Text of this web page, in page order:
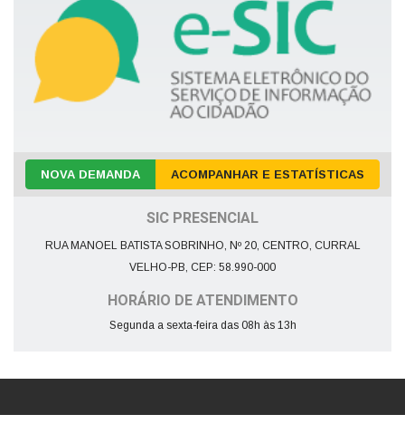
NOVA DEMANDA ACOMPANHAR E ESTATÍSTICAS
SIC PRESENCIAL
RUA MANOEL BATISTA SOBRINHO, Nº 20, CENTRO, CURRAL
VELHO-PB, CEP: 58.990-000
HORÁRIO DE ATENDIMENTO
Segunda a sexta-feira das 08h às 13h